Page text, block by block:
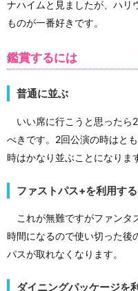
ナハイムと見ましたが、ハリ
ものが一番好きです。
鑑賞するには
普通に並ぶ
いい席に行こうと思ったら
べきです。2回公演の時はと
時はかなり並ぶことになりま
ファストパス+を利用する
これが無難ですがファンタ
時間になるので使い切った後
パスが取れなくなります。
ダイニングパッケージを